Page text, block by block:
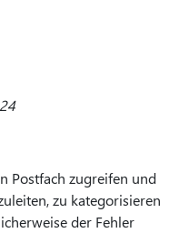
Postfach zugreifen und
zu kategorisieren
der Fehler